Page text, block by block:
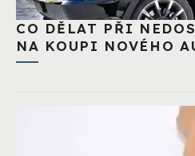
CO DĚLAT PŘI
NA KOUPI NOVÉHO